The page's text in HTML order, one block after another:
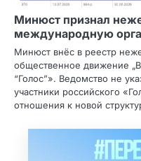
Минюст признал
международную
Минюст внёс в реестр
общественное движение
“Голос”». Ведомство не
участники российского
отношения к новой